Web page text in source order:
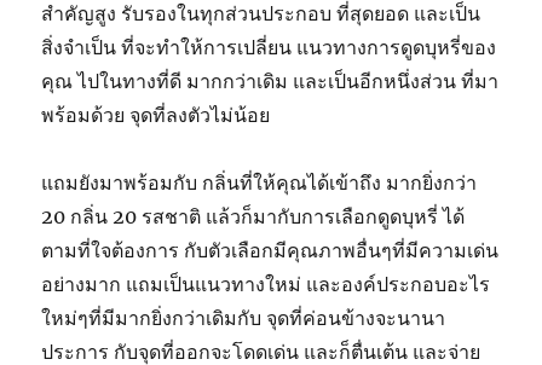
สำคัญสูง รับรองในทุกส่วนประกอบ ที่สุดยอด และเป็น
สิ่งจำเป็น ที่จะทำให้การเปลี่ยน แนวทางการดูดบุหรี่ของ
คุณ ไปในทางที่ดี มากกว่าเดิม และเป็นอีกหนึ่งส่วน ที่มา
พร้อมด้วย จุดที่ลงตัวไม่น้อย
แถมยังมาพร้อมกับ กลิ่นที่ให้คุณได้เข้าถึง มากยิ่งกว่า
20 กลิ่น 20 รสชาติ แล้วก็มากับการเลือกดูดบุหรี่ ได้
ตามที่ใจต้องการ กับตัวเลือกมีคุณภาพอื่นๆที่มีความเด่น
อย่างมาก แถมเป็นแนวทางใหม่ และองค์ประกอบอะไร
ใหม่ๆที่มีมากยิ่งกว่าเดิมกับ จุดที่ค่อนข้างจะนานา
ประการ กับจุดที่ออกจะโดดเด่น และก็ตื่นเต้น และจ่าย